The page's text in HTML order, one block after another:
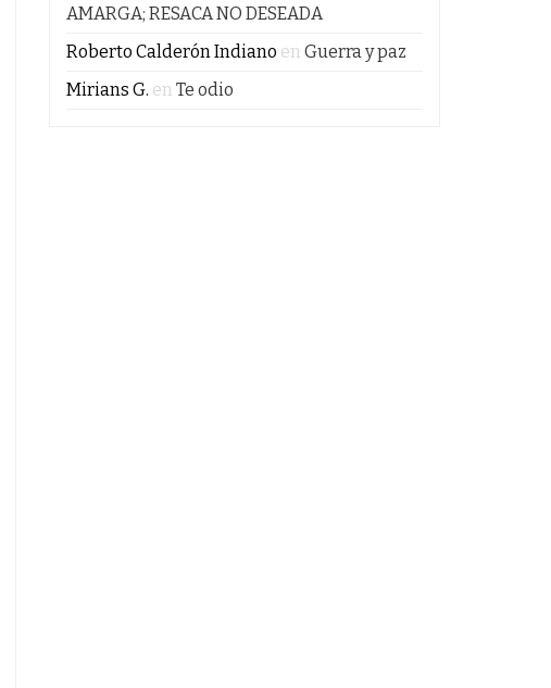
AMARGA; RESACA NO DESEADA
Roberto Calderón Indiano en Guerra y paz
Mirians G. en Te odio